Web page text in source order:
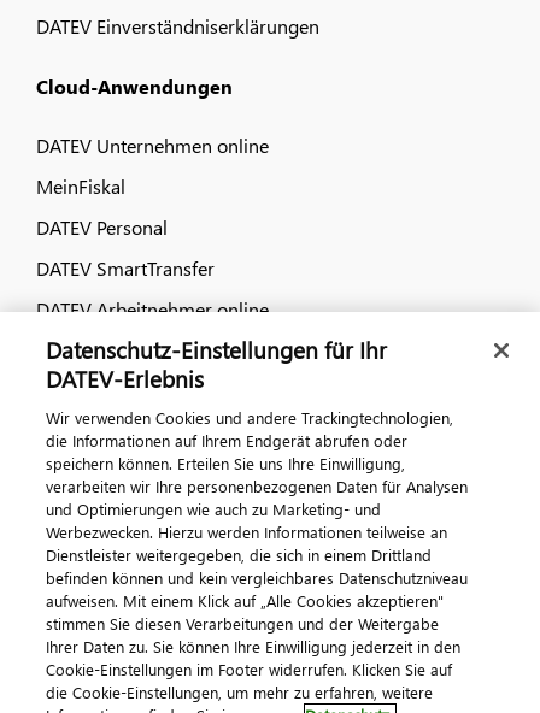
DATEV Einverständniserklärungen
Cloud-Anwendungen
DATEV Unternehmen online
MeinFiskal
DATEV Personal
DATEV SmartTransfer
DATEV Arbeitnehmer online
Dialog & Medien
Veranstaltungen
DATEV magazin
DATEV-Community
DATEV-Newsletter
Kontaktieren Sie uns
Datenschutz-Einstellungen für Ihr
DATEV-Erlebnis
Wir verwenden Cookies und andere Trackingtechnologien,
die Informationen auf Ihrem Endgerät abrufen oder
speichern können. Erteilen Sie uns Ihre Einwilligung,
verarbeiten wir Ihre personenbezogenen Daten für Analysen
und Optimierungen wie auch zu Marketing- und
Werbezwecken. Hierzu werden Informationen teilweise an
Dienstleister weitergegeben, die sich in einem Drittland
befinden können und kein vergleichbares Datenschutzniveau
aufweisen. Mit einem Klick auf „Alle Cookies akzeptieren"
stimmen Sie diesen Verarbeitungen und der Weitergabe
Ihrer Daten zu. Sie können Ihre Einwilligung jederzeit in den
Cookie-Einstellungen im Footer widerrufen. Klicken Sie auf
die Cookie-Einstellungen, um mehr zu erfahren, weitere